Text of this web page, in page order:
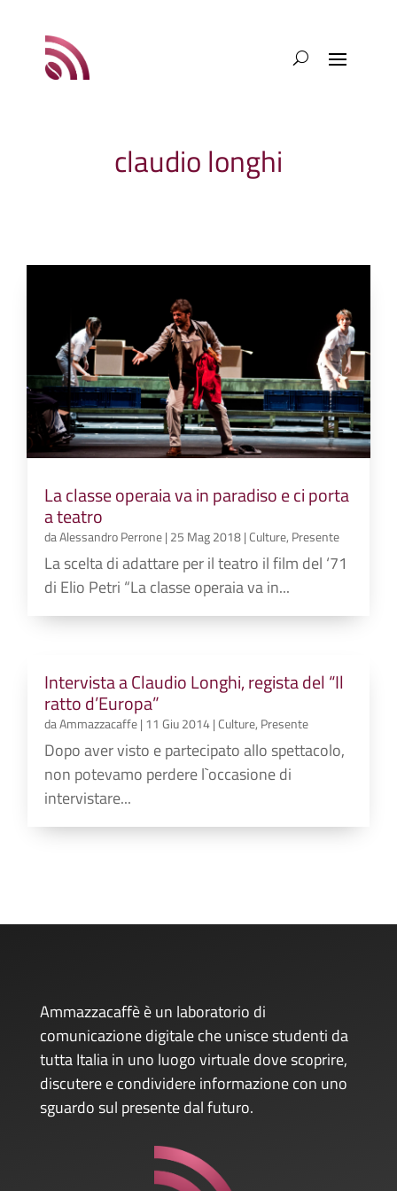
claudio longhi
La classe operaia va in paradiso e ci porta
a teatro
daAlessandro Perrone| 25 Mag 2018|Culture, Presente
La scelta di adattare per il teatro il film del ‘71
di Elio Petri “La classe operaia va in...
Intervista a Claudio Longhi, regista del “Il
ratto d’Europa”
daAmmazzacaffe| 11 Giu 2014|Culture, Presente
Dopo aver visto e partecipato allo spettacolo,
non potevamo perdere l`occasione di
intervistare...
Ammazzacaffè è un laboratorio di
comunicazione digitale che unisce studenti da
tutta Italia in uno luogo virtuale dove scoprire,
discutere e condividere informazione con uno
sguardo sul presente dal futuro.